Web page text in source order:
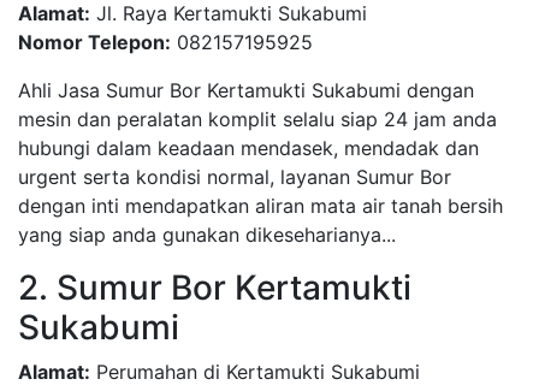
Alamat: Jl. Raya Kertamukti Sukabumi
Nomor Telepon: 082157195925
Ahli Jasa Sumur Bor Kertamukti Sukabumi dengan
mesin dan peralatan komplit selalu siap 24 jam anda
hubungi dalam keadaan mendasek, mendadak dan
urgent serta kondisi normal, layanan Sumur Bor
dengan inti mendapatkan aliran mata air tanah bersih
yang siap anda gunakan dikeseharianya...
2. Sumur Bor Kertamukti
Sukabumi
Alamat: Perumahan di Kertamukti Sukabumi